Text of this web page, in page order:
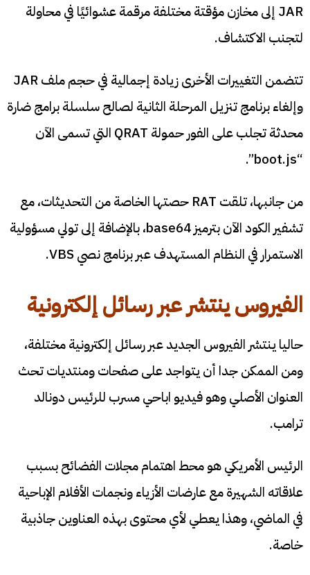
JAR إلى مخازن مؤقتة مختلفة مرقمة عشوائيًا في محاولة
لتجنب الاكتشاف.
تتضمن التغييرات الأخرى زيادة إجمالية في حجم ملف JAR
وإلغاء برنامج تنزيل المرحلة الثانية لصالح سلسلة برامج ضارة
محدثة تجلب على الفور حمولة QRAT التي تسمى الآن
“boot.js”.
من جانبها، تلقت RAT حصتها الخاصة من التحديثات، مع
تشفير الكود الآن بترميز base64، بالإضافة إلى تولي مسؤولية
الاستمرار في النظام المستهدف عبر برنامج نصي VBS.
الفيروس ينتشر عبر رسائل إلكترونية
حاليا ينتشر الفيروس الجديد عبر رسائل إلكترونية مختلفة،
ومن الممكن جدا أن يتواجد على صفحات ومنتديات تحث
العنوان الأصلي وهو فيديو اباحي مسرب للرئيس دونالد
ترامب.
الرئيس الأمريكي هو محط اهتمام مجلات الفضائح بسبب
علاقاته الشهيرة مع عارضات الأزياء ونجمات الأفلام الإباحية
في الماضي، وهذا يعطي لأي محتوى بهذه العناوين جاذبية
خاصة.